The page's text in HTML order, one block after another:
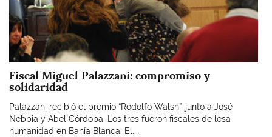
Fiscal Miguel Palazzani: compromiso y
solidaridad
Palazzani recibió el premio “Rodolfo Walsh”, junto a José
Nebbia y Abel Córdoba. Los tres fueron fiscales de lesa
humanidad en Bahía Blanca. El...